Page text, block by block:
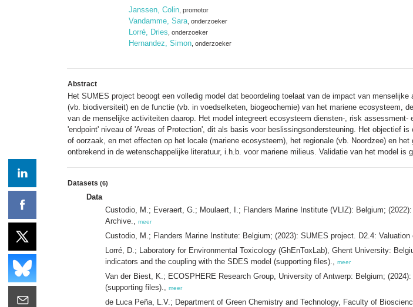
Janssen, Colin , promotor
Vandamme, Sara , onderzoeker
Lorré, Dries , onderzoeker
Hernandez, Simon , onderzoeker
Abstract
Het SUMES project beoogt een volledig model dat beoordeling toelaat van de impact van
(vb. biodiversiteit) en de functie (vb. in voedselketen, biogeochemie) van het mariene ecosysteem,
van de menselijke activiteiten daarop. Het model integreert ecosysteem diensten-, risk
'endpoint' niveau of 'Areas of Protection', dit als basis voor beslissingsondersteuning. Het objectief
of oorzaak, en met effecten op het locale (mariene ecosysteem), het regionale (vb. Noordzee) en
ontbrekend in de wetenschappelijke literatuur, i.h.b. voor mariene milieus. Validatie van het model is
Datasets (6)
Data
Custodio, M.; Everaert, G.; Moulaert, I.; Flanders Marine Institute (VLIZ): Belgium;
Archive.,
meer
Custodio, M.; Flanders Marine Institute: Belgium; (2023): SUMES project. D2.4: Valuation
Lorré, D.; Laboratory for Environmental Toxicology (GhEnToxLab), Ghent University:
indicators and the coupling with the SDES model (supporting files).,
meer
Van der Biest, K.; ECOSPHERE Research Group, University of Antwerp: Belgium;
(supporting files).,
meer
de Luca Peña, L.V.; Department of Green Chemistry and Technology, Faculty of